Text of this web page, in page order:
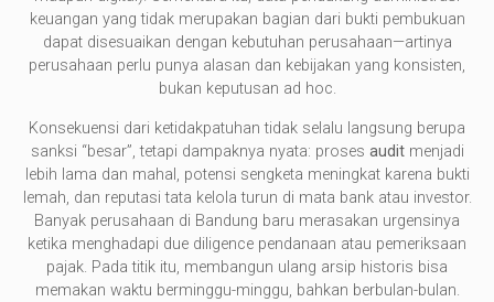
keuangan yang tidak merupakan bagian dari bukti pembukuan
dapat disesuaikan dengan kebutuhan perusahaan—artinya
perusahaan perlu punya alasan dan kebijakan yang konsisten,
bukan keputusan ad hoc.
Konsekuensi dari ketidakpatuhan tidak selalu langsung berupa
sanksi “besar”, tetapi dampaknya nyata: proses auditmenjadi
lebih lama dan mahal, potensi sengketa meningkat karena bukti
lemah, dan reputasi tata kelola turun di mata bank atau investor.
Banyak perusahaan di Bandung baru merasakan urgensinya
ketika menghadapi due diligence pendanaan atau pemeriksaan
pajak. Pada titik itu, membangun ulang arsip historis bisa
memakan waktu berminggu-minggu, bahkan berbulan-bulan.